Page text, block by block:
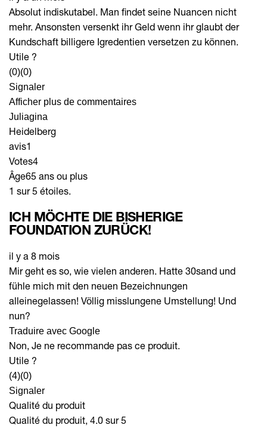
Absolut indiskutabel. Man findet seine Nuancen nicht
mehr. Ansonsten versenkt ihr Geld wenn ihr glaubt der
Kundschaft billigere Igredentien versetzen zu können.
Utile ?
(0)(0)
Signaler
Afficher plus de commentaires
Juliagina
Heidelberg
avis1
Votes4
Âge65 ans ou plus
1 sur 5 étoiles.
ICH MÖCHTE DIE BISHERIGE
FOUNDATION ZURÜCK!
il y a 8 mois
Mir geht es so, wie vielen anderen. Hatte 30sand und
fühle mich mit den neuen Bezeichnungen
alleinegelassen! Völlig misslungene Umstellung! Und
nun?
Traduire avec Google
Non, Je ne recommande pas ce produit.
Utile ?
(4)(0)
Signaler
Qualité du produit
Qualité du produit, 4.0 sur 5